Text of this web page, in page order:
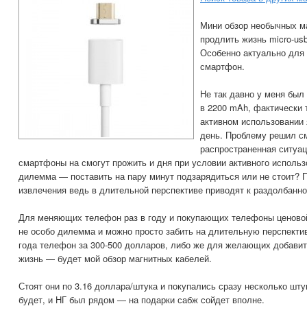
Мини обзор необычных
продлить жизнь micro-
Особенно актуально
смартфон.
Не так давно у меня
в 2200 mAh,
активном
день. Проблему решил
распространенная
смартфоны на смогут прожить и дня при условии активного
дилемма — поставить на пару минут подзарядиться или не стоит?
извлечения ведь в длительной перспективе приводят к
Для меняющих телефон раз в году и покупающих телефоны
не особо дилемма и можно просто забить на длительную
года телефон за 300-500 долларов, либо же для желающих
жизнь — будет мой обзор магнитных кабелей.
Стоят они по 3.16 доллара/штука и покупались сразу несколько
будет, и НГ был рядом — на подарки сабж сойдет вполне.